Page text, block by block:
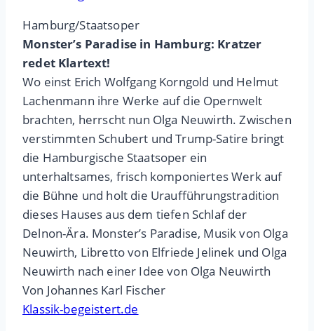
Hamburg/Staatsoper
Monster’s Paradise in Hamburg: Kratzer
redet Klartext!
Wo einst Erich Wolfgang Korngold und Helmut
Lachenmann ihre Werke auf die Opernwelt
brachten, herrscht nun Olga Neuwirth. Zwischen
verstimmten Schubert und Trump-Satire bringt
die Hamburgische Staatsoper ein
unterhaltsames, frisch komponiertes Werk auf
die Bühne und holt die Uraufführungstradition
dieses Hauses aus dem tiefen Schlaf der
Delnon-Ära. Monster’s Paradise, Musik von Olga
Neuwirth, Libretto von Elfriede Jelinek und Olga
Neuwirth nach einer Idee von Olga Neuwirth
Von Johannes Karl Fischer
Klassik-begeistert.de